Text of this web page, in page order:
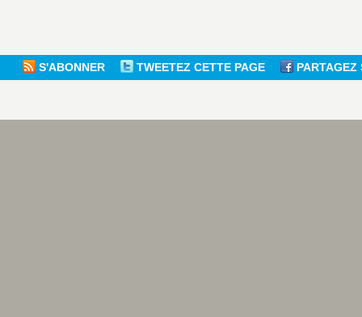
S'ABONNER TWEETEZ CETTE PAGE PARTAGEZ